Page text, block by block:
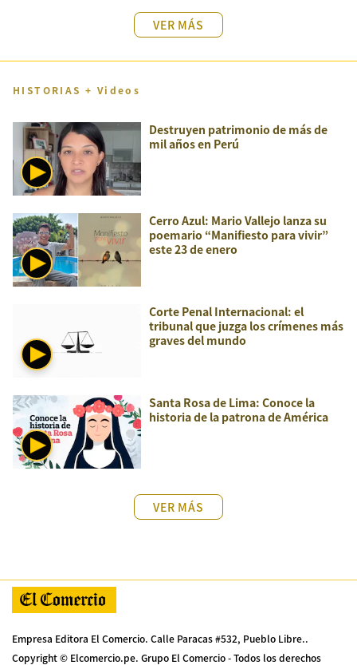
VER MÁS
HISTORIAS + Videos
Destruyen patrimonio de más de
mil años en Perú
Cerro Azul: Mario Vallejo lanza su
poemario “Manifiesto para vivir”
este 23 de enero
Corte Penal Internacional: el
tribunal que juzga los crímenes más
graves del mundo
Santa Rosa de Lima: Conoce la
historia de la patrona de América
VER MÁS
Empresa Editora El Comercio. Calle Paracas #532, Pueblo Libre..
Copyright © Elcomercio.pe. Grupo El Comercio - Todos los derechos